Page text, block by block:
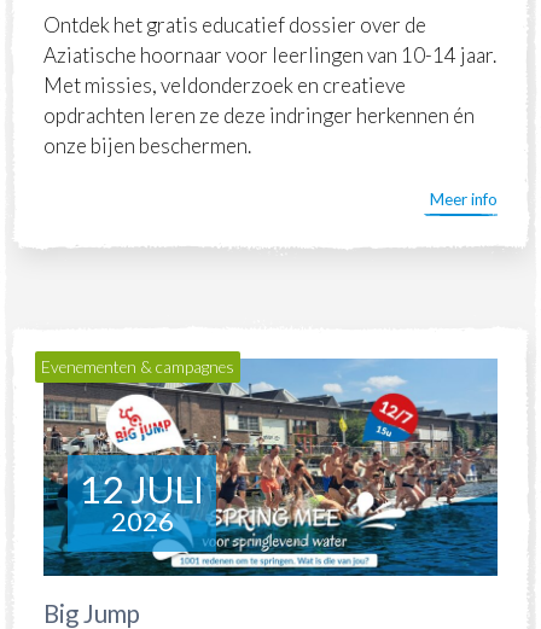
Ontdek het gratis educatief dossier over de
Aziatische hoornaar voor leerlingen van 10-14 jaar.
Met missies, veldonderzoek en creatieve
opdrachten leren ze deze indringer herkennen én
onze bijen beschermen.
Meer info
12 JULI
2026
Evenementen & campagnes
Big Jump